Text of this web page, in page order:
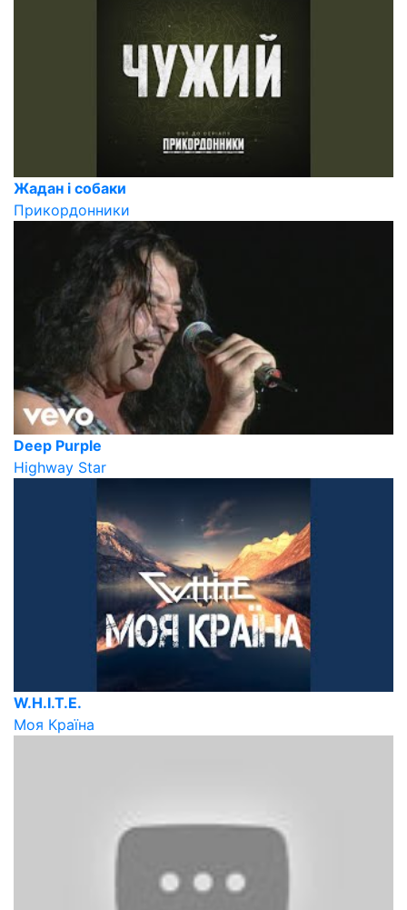
Жадан і собаки
Прикордонники
Deep Purple
Highway Star
W.H.I.T.E.
Моя Країна